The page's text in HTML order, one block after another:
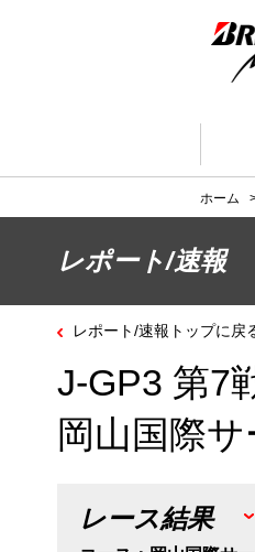
ホーム
レポート/速報
レポート/速報トップに戻
J-GP3 第7
岡山国際サ
レース結果